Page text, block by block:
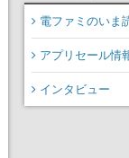
電ファミのいま
アプリセール情
インタビュー